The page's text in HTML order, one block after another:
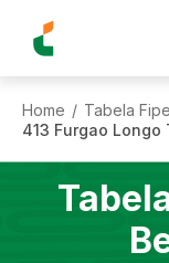
Home / Tabela Fipe
413 Furgao Longo